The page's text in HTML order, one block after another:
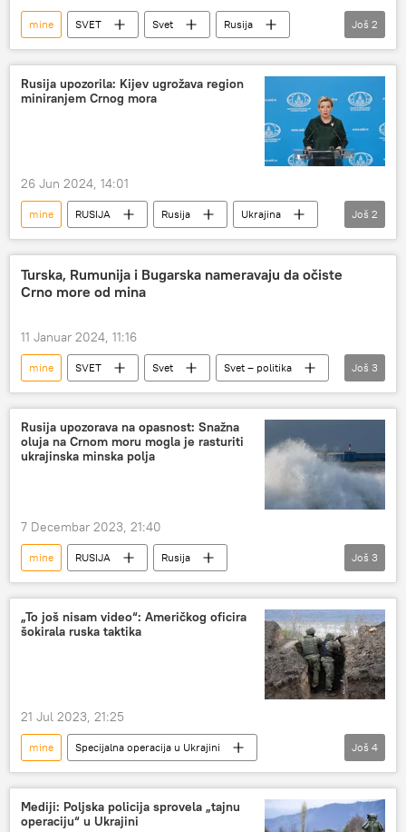
mine SVET Svet
Rusija
Ukrajina
Džozef Bajden
Još 2
Rusija upozorila: Kijev ugrožava region
miniranjem Crnog mora
26 Jun 2024, 14:01
mine RUSIJA Rusija
Ukrajina
Crno more
Marija Zaharova
Još 2
Turska, Rumunija i Bugarska nameravaju da očiste
Crno more od mina
11 Januar 2024, 11:16
mine SVET Svet
Svet – politika
Crno more
Turska Ukrajina
Još 3
Rusija upozorava na opasnost: Snažna
oluja na Crnom moru mogla je rasturiti
ukrajinska minska polja
7 Decembar 2023, 21:40
mine RUSIJA
Rusija
Rusija – politika
Crno more Ukrajina
Još 3
„To još nisam video“: Američkog oficira
šokirala ruska taktika
21 Jul 2023, 21:25
mine
Specijalna operacija u Ukrajini
Specijalna vojna operacija u Ukrajini – vesti
Rusija
minsko polje Ukrajina
Još 4
Mediji: Poljska policija sprovela „tajnu
operaciju“ u Ukrajini